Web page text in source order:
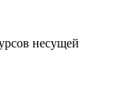
несущей